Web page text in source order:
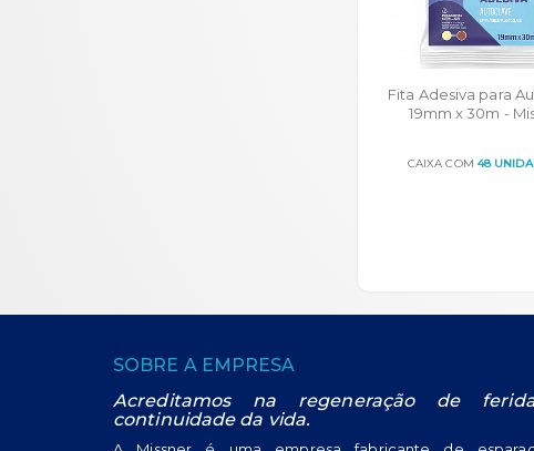
Fita Adesiva para
19mm x 30m -
CAIXA COM 48
SOBRE A EMPRESA
Acreditamos na regeneração de
continuidade da vida.